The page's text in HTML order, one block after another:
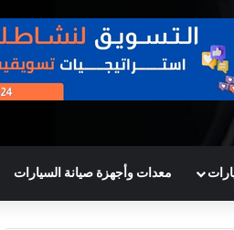
معدات وأجهزة صيانة السيارات